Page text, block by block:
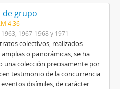
de grupo
4.36
1967-1968 y 1971
colectivos, realizados
o panorámicas, se ha
una colección precisamente por
testimonio de la concurrencia
disímiles, de carácter